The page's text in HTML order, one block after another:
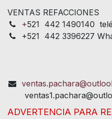
VENTAS REFACCIONES
+521 442 1490140
+521 442 3396227
ADVERTENCIA PARA